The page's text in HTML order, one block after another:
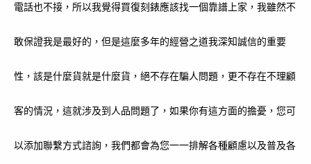
電話也不接，所以我覺得買復刻錶應該找一個靠譜上家，我雖然不
敢保證我是最好的，但是這麼多年的經營之道我深知誠信的重要
性，該是什麼貨就是什麼貨，絕不存在騙人問題，更不存在不理顧
客的情況，這就涉及到人品問題了，如果你有這方面的擔憂，您可
以添加聯繫方式諮詢，我們都會為您一一排解各種顧慮以及普及各